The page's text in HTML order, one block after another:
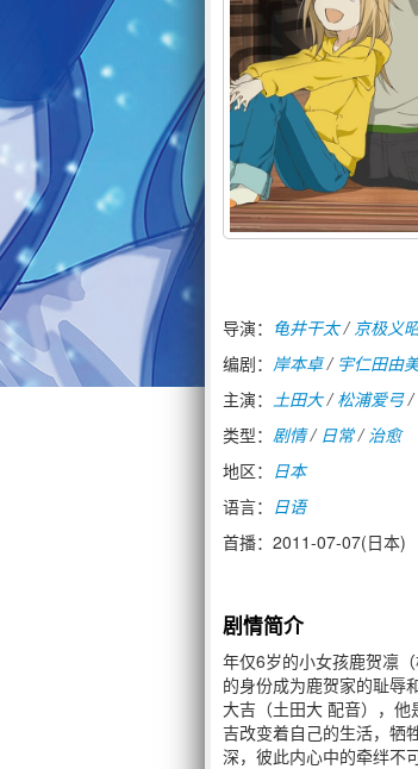
导演： 龟井干太/京极义
编剧： 岸本卓/ 宇仁田由
主演： 土田大/松浦爱弓/
类型： 剧情/ 日常/治愈
地区： 日本
语言： 日语
首播：2011-07-07(日本)
剧情简介
年仅6岁的小女孩鹿贺凛
的身份成为鹿贺家的耻
大吉（土田大 配音），
吉改变着自己的生活，牺
深，彼此内心中的牵绊